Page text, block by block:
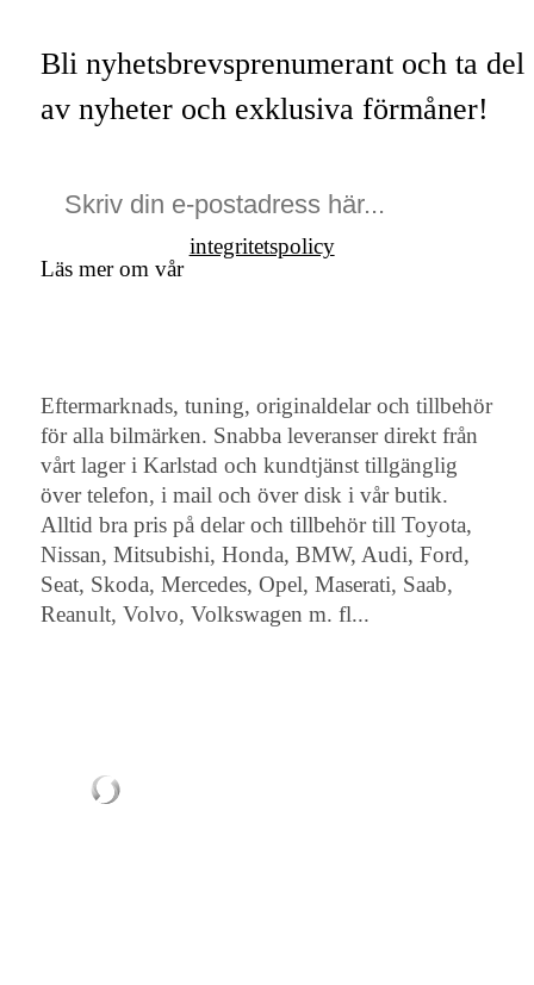
Bli nyhetsbrevsprenumerant och ta del
av nyheter och exklusiva förmåner!
Läs mer om vår
integritetspolicy
Eftermarknads, tuning, originaldelar och tillbehör
för alla bilmärken. Snabba leveranser direkt från
vårt lager i Karlstad och kundtjänst tillgänglig
över telefon, i mail och över disk i vår butik.
Alltid bra pris på delar och tillbehör till Toyota,
Nissan, Mitsubishi, Honda, BMW, Audi, Ford,
Seat, Skoda, Mercedes, Opel, Maserati, Saab,
Reanult, Volvo, Volkswagen m. fl...